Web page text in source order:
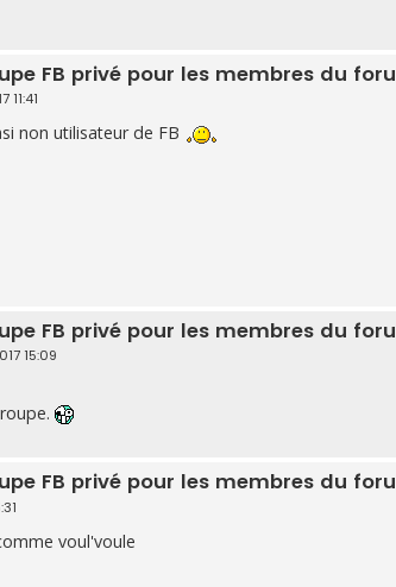
FB privé pour les membres du
11:41
non utilisateur de FB
FB privé pour les membres du
15:09
FB privé pour les membres du
voul'voule